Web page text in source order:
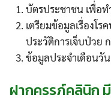
บัตรประชาชน เพื่อท
เตรียมข้อมูลเรื่องโร
ประวัติการเจ็บป่วย
ข้อมูลประจำเดือนวั
ฝากครรภ์คลินิก